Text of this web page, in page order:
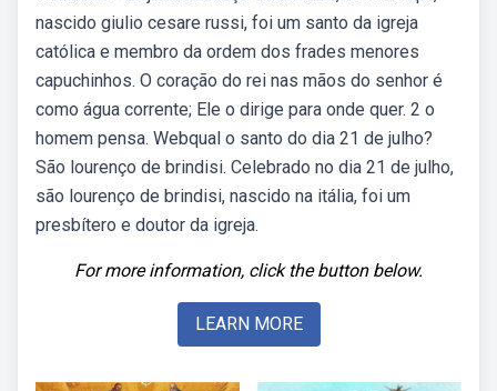
nascido giulio cesare russi, foi um santo da igreja
católica e membro da ordem dos frades menores
capuchinhos. O coração do rei nas mãos do senhor é
como água corrente; Ele o dirige para onde quer. 2 o
homem pensa. Webqual o santo do dia 21 de julho?
São lourenço de brindisi. Celebrado no dia 21 de julho,
são lourenço de brindisi, nascido na itália, foi um
presbítero e doutor da igreja.
For more information, click the button below.
LEARN MORE